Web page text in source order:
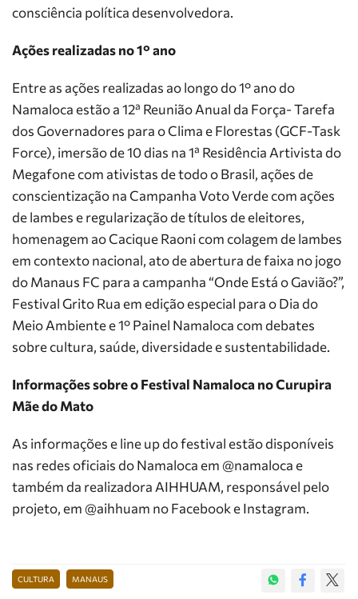
consciência política desenvolvedora.
Ações realizadas no 1° ano
Entre as ações realizadas ao longo do 1° ano do
Namaloca estão a 12ª Reunião Anual da Força- Tarefa
dos Governadores para o Clima e Florestas (GCF-Task
Force), imersão de 10 dias na 1ª Residência Artivista do
Megafone com ativistas de todo o Brasil, ações de
conscientização na Campanha Voto Verde com ações
de lambes e regularização de títulos de eleitores,
homenagem ao Cacique Raoni com colagem de lambes
em contexto nacional, ato de abertura de faixa no jogo
do Manaus FC para a campanha “Onde Está o Gavião?”,
Festival Grito Rua em edição especial para o Dia do
Meio Ambiente e 1° Painel Namaloca com debates
sobre cultura, saúde, diversidade e sustentabilidade.
Informações sobre o Festival Namaloca no Curupira
Mãe do Mato
As informações e line up do festival estão disponíveis
nas redes oficiais do Namaloca em @namaloca e
também da realizadora AIHHUAM, responsável pelo
projeto, em @aihhuam no Facebook e Instagram.
CULTURA MANAUS